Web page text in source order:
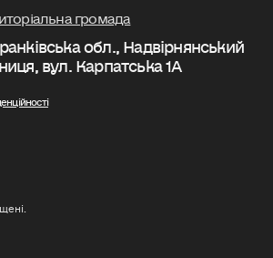
громада
обл., Надвірнянський
вул. Карпатська 1А